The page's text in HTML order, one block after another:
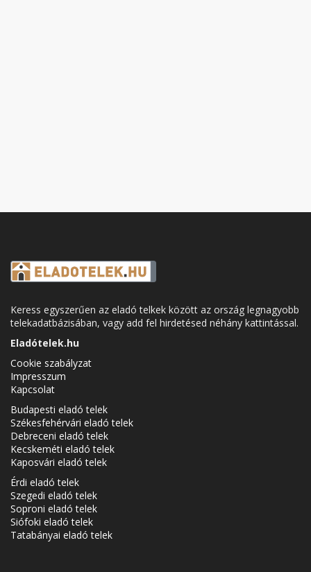
Keress egyszerűen az eladó telkek között az ország legnagyobb
telekadatbázisában, vagy add fel hirdetésed néhány kattintással.
Eladótelek.hu
Cookie szabályzat
Impresszum
Kapcsolat
Budapesti eladó telek
Székesfehérvári eladó telek
Debreceni eladó telek
Kecskeméti eladó telek
Kaposvári eladó telek
Érdi eladó telek
Szegedi eladó telek
Soproni eladó telek
Siófoki eladó telek
Tatabányai eladó telek